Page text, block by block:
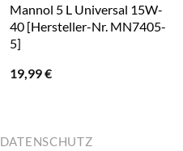
Mannol 5 L Universal 15W-
40 [Hersteller-Nr. MN7405-
5]
19,99€
DATENSCHUTZ